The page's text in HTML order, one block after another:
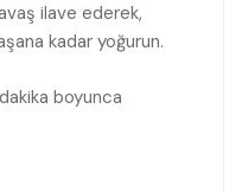
ilave ederek,
kadar yoğurun.
boyunca